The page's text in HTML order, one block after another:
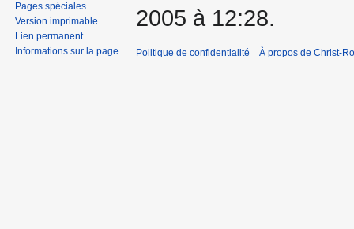
Pages spéciales
Version imprimable
Lien permanent
Informations sur la page
2005 à 12:28.
Politique de confidentialité À propos de Christ-